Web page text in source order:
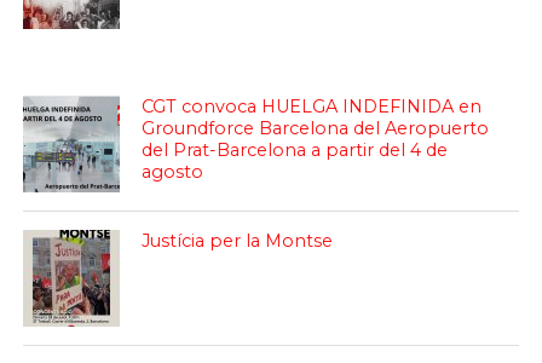
CGT convoca HUELGA INDEFINIDA en
Groundforce Barcelona del Aeropuerto
del Prat-Barcelona a partir del 4 de
agosto
Justícia per la Montse